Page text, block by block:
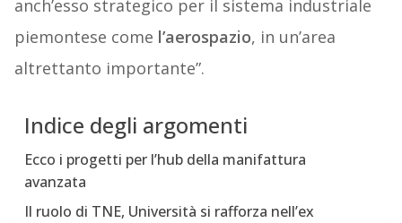
anch’esso strategico per il sistema industriale
piemontese come l’aerospazio, in un’area
altrettanto importante”.
Indice degli argomenti
Ecco i progetti per l’hub della manifattura
avanzata
Il ruolo di TNE, Università si rafforza nell’ex